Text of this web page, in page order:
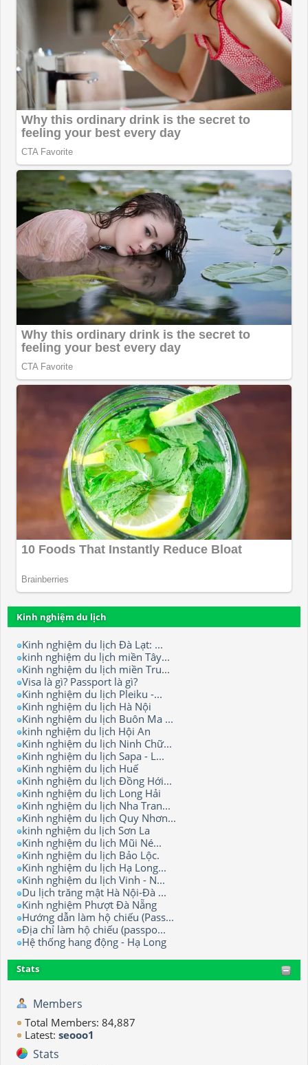
Kinh nghiệm du lịch
Kinh nghiệm du lịch Đà Lạt: ...
kinh nghiệm du lịch miền Tây...
Kinh nghiệm du lịch miền Tru...
Visa là gì? Passport là gì?
Kinh nghiệm du lịch Pleiku -...
Kinh nghiệm du lịch Hà Nội
Kinh nghiệm du lịch Buôn Ma ...
kinh nghiệm du lịch Hội An
Kinh nghiệm du lịch Ninh Chữ...
Kinh nghiệm du lịch Sapa - L...
Kinh nghiệm du lịch Huế
Kinh nghiệm du lịch Đồng Hới...
Kinh nghiệm du lịch Long Hải
Kinh nghiệm du lịch Nha Tran...
Kinh nghiệm du lịch Quy Nhơn...
kinh nghiệm du lịch Sơn La
Kinh nghiệm du lịch Mũi Né...
Kinh nghiệm du lịch Bảo Lộc.
Kinh nghiệm du lịch Hạ Long...
Kinh nghiệm du lịch Vinh - N...
Du lịch trăng mật Hà Nội-Đà ...
Kinh nghiệm Phượt Đà Nẵng
Hướng dẫn làm hộ chiếu (Pass...
Địa chỉ làm hộ chiếu (passpo...
Hệ thống hang động - Hạ Long
Stats
Members
Total Members: 84,887
Latest: seooo1
Stats